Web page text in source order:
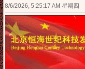
8/6/2026, 5:25:18 AM 星期四